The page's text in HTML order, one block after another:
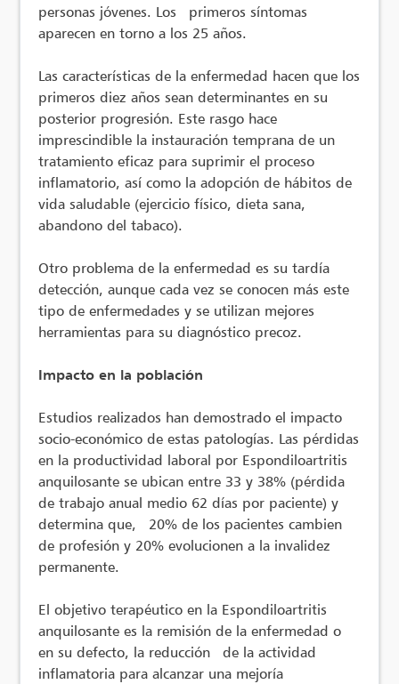
personas jóvenes. Los primeros síntomas
aparecen en torno a los 25 años.
Las características de la enfermedad hacen que los
primeros diez años sean determinantes en su
posterior progresión. Este rasgo hace
imprescindible la instauración temprana de un
tratamiento eficaz para suprimir el proceso
inflamatorio, así como la adopción de hábitos de
vida saludable (ejercicio físico, dieta sana,
abandono del tabaco).
Otro problema de la enfermedad es su tardía
detección, aunque cada vez se conocen más este
tipo de enfermedades y se utilizan mejores
herramientas para su diagnóstico precoz.
Impacto en la población
Estudios realizados han demostrado el impacto
socio-económico de estas patologías. Las pérdidas
en la productividad laboral por Espondiloartritis
anquilosante se ubican entre 33 y 38% (pérdida
de trabajo anual medio 62 días por paciente) y
determina que, 20% de los pacientes cambien
de profesión y 20% evolucionen a la invalidez
permanente.
El objetivo terapéutico en la Espondiloartritis
anquilosante es la remisión de la enfermedad o
en su defecto, la reducción de la actividad
inflamatoria para alcanzar una mejoría